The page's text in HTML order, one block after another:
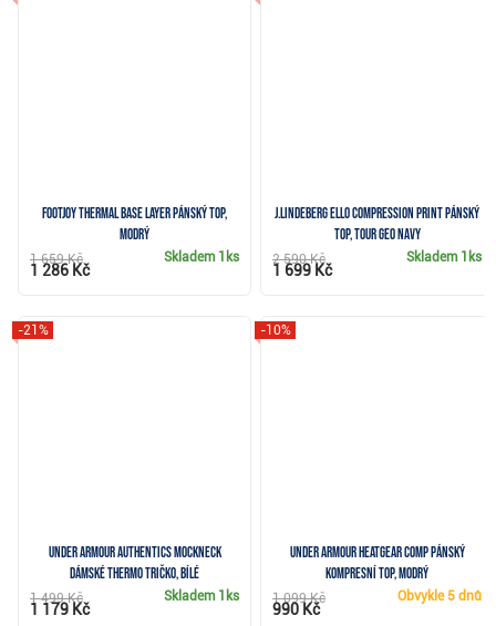
FootJoy Thermal Base Layer pánský top,
modrý
Skladem 1ks
1 659 Kč
1 286 Kč
J.Lindeberg Ello Compression Print pánský
top, tour geo navy
Skladem 1ks
2 590 Kč
1 699 Kč
Under Armour Authentics Mockneck
dámské thermo tričko, bílé
-21%
Skladem 1ks
1 499 Kč
1 179 Kč
Under Armour HeatGear Comp pánský
kompresní top, modrý
-10%
Obvykle 5 dnů
1 099 Kč
990 Kč